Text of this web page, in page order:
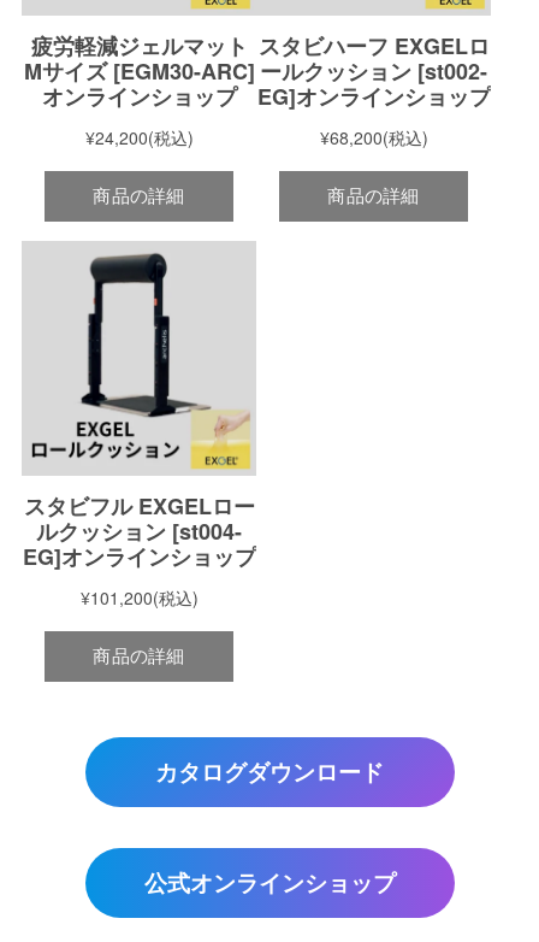
カタログダウンロード
公式オンラインショップ